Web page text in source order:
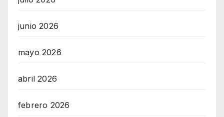
junio 2026
mayo 2026
abril 2026
febrero 2026